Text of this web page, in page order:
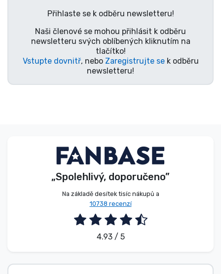
Přihlaste se k odběru newsletteru!
Naši členové se mohou přihlásit k odběru
newsletteru svých oblíbených kliknutím na
tlačítko!
Vstupte dovnitř, nebo Zaregistrujte sek odběru
newsletteru!
„Spolehlivý, doporučeno”
Na základě desítek tisíc nákupů a
10738 recenzí
4.93 / 5